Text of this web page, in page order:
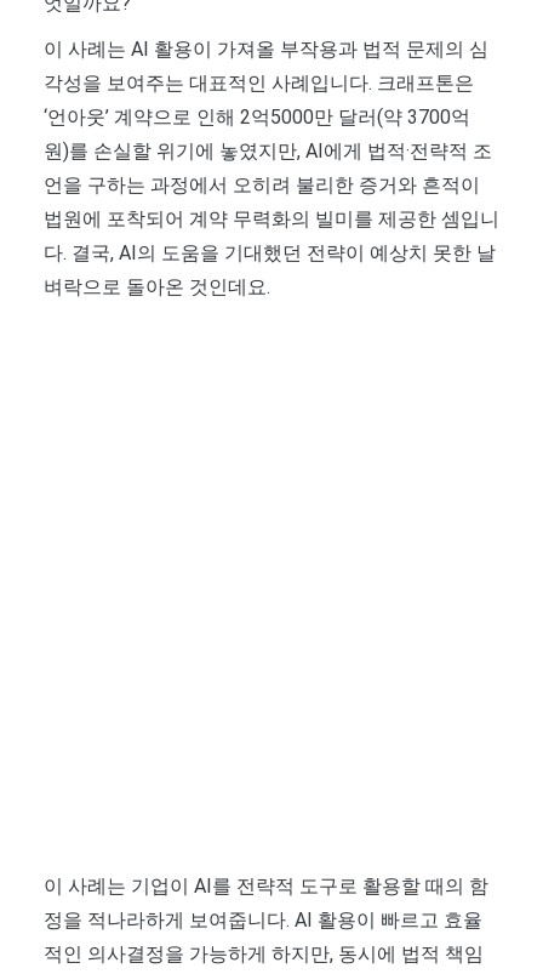
이 사례는 AI 활용이 가져올 부작용과 법적 문제의 심
각성을 보여주는 대표적인 사례입니다. 크래프톤은
‘언아웃’ 계약으로 인해 2억5000만 달러(약 3700억
원)를 손실할 위기에 놓였지만, AI에게 법적·전략적 조
언을 구하는 과정에서 오히려 불리한 증거와 흔적이
법원에 포착되어 계약 무력화의 빌미를 제공한 셈입니
다. 결국, AI의 도움을 기대했던 전략이 예상치 못한 날
벼락으로 돌아온 것인데요.
이 사례는 기업이 AI를 전략적 도구로 활용할 때의 함
정을 적나라하게 보여줍니다. AI 활용이 빠르고 효율
적인 의사결정을 가능하게 하지만, 동시에 법적 책임